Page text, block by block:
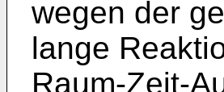
wegen der
lange
Raum-Zeit-